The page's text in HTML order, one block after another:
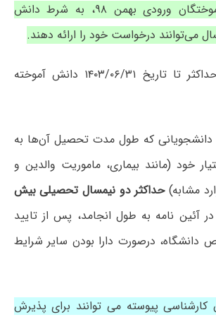
دانش آموختگان ورودی بهمن ۹۸، به شرط دانش
۲- متقاضی باید حداکثر تا تاریخ ۱۴۰۳/۰۶/۳۱ دانش آموخته
که طول مدت تحصیل آن‌ها به
خود (مانند بیماری، ماموریت والدین و
مشابه) حداکثر دو نیمسال تحصیلی بیش
آئین نامه به طول انجامد، پس از تایید
دانشگاه، درصورت دارا بودن سایر شرایط
۳- تنها دانشجویان کارشناسی پیوسته می‎ توانند برای پذیرش